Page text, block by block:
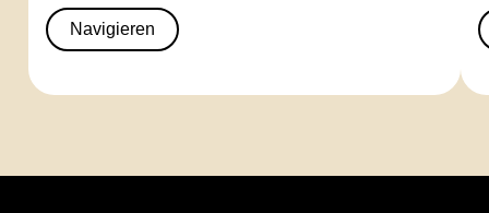
Navigieren